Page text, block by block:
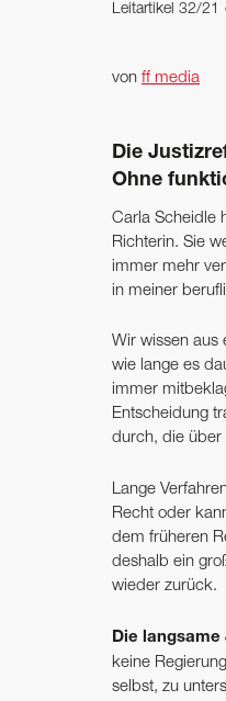
Leitartikel 32/21
von ff media
Die
Ohne
Carla Scheidle
Richterin. Sie
immer mehr
in meiner
Wir wissen aus
wie lange es
immer
Entscheidung
durch, die über
Lange
Recht oder
dem früheren
deshalb ein
wieder zurück.
Die
keine
selbst, zu